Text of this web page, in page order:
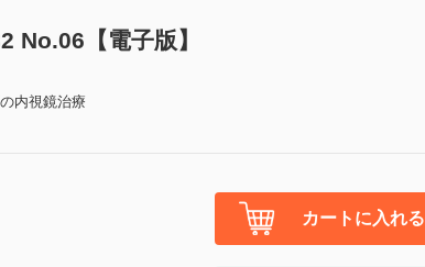
No.06【電子版】
内視鏡治療
カートに入れる